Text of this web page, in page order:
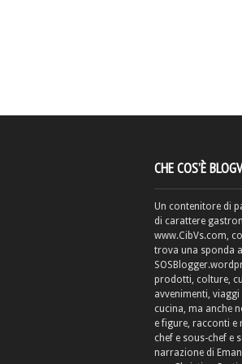
CHE COS’È
Un contenitore di
di carattere
www.CibVs.com,
trova una sponda
prodotti, colture,
avvenimenti,
cucina, ma anche
e figure, racconti e
chef e sous-chef e
narrazione di